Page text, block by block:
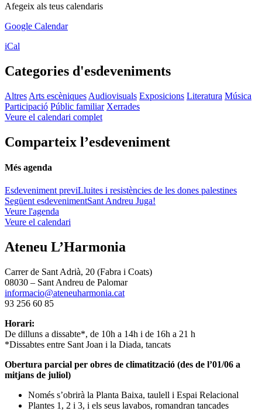
Afegeix als teus calendaris
Google Calendar
iCal
Categories d'esdeveniments
Altres Arts escèniques Audiovisuals Exposicions Literatura Música
Participació Públic familiar Xerrades
Veure el calendari complet
Comparteix l’esdeveniment
Més agenda
Esdeveniment previLluites i resistències de les dones palestines
Següent esdevenimentSant Andreu Juga!
Veure l'agenda
Veure el calendari
Ateneu L’Harmonia
Carrer de Sant Adrià, 20 (Fabra i Coats)
08030 – Sant Andreu de Palomar
informacio@ateneuharmonia.cat
93 256 60 85
Horari:
De dilluns a dissabte*, de 10h a 14h i de 16h a 21 h
*Dissabtes entre Sant Joan i la Diada, tancats
Obertura parcial per obres de climatització (des de l’01/06 a
mitjans de juliol)
Només s’obrirà la Planta Baixa, taulell i Espai Relacional
Plantes 1, 2 i 3, i els seus lavabos, romandran tancades